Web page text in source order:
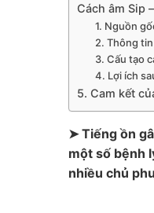
Cách âm Sip
1. Nguồn
2. Thông
3. Cấu tạo
4. Lợi ích
5. Cam kết
➤ Tiếng ồn
một số bệnh
nhiều chủ